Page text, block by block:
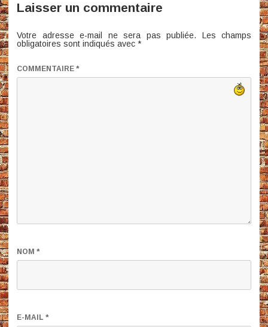
Laisser un commentaire
Votre adresse e-mail ne sera pas publiée.
Les champs
obligatoires sont indiqués avec *
COMMENTAIRE *
NOM *
E-MAIL *